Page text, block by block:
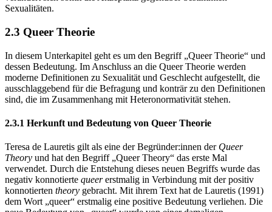
Sexualitäten.
2.3 Queer Theorie
In diesem Unterkapitel geht es um den Begriff „Queer Theorie“ und
dessen Bedeutung. Im Anschluss an die Queer Theorie werden
moderne Definitionen zu Sexualität und Geschlecht aufgestellt, die
ausschlaggebend für die Befragung und konträr zu den Definitionen
sind, die im Zusammenhang mit Heteronormativität stehen.
2.3.1 Herkunft und Bedeutung von Queer Theorie
Teresa de Lauretis gilt als eine der Begründer:innen der Queer
Theory und hat den Begriff „Queer Theory“ das erste Mal
verwendet. Durch die Entstehung dieses neuen Begriffs wurde das
negativ konnotierte queererstmalig in Verbindung mit der positiv
konnotierten theory gebracht. Mit ihrem Text hat de Lauretis (1991)
dem Wort „queer“ erstmalig eine positive Bedeutung verliehen. Die